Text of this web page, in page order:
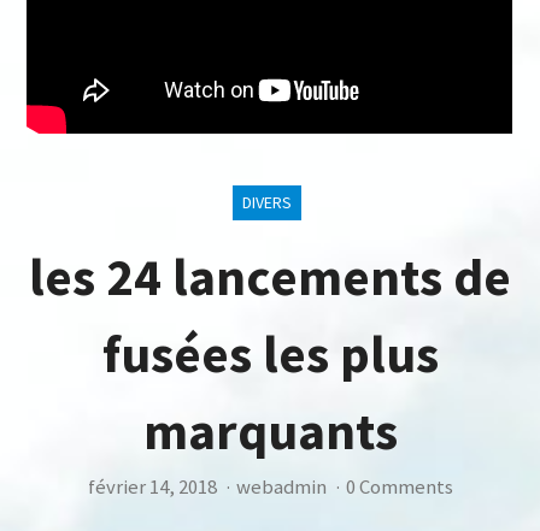
DIVERS
les 24 lancements de
fusées les plus
marquants
février 14, 2018 · webadmin · 0 Comments